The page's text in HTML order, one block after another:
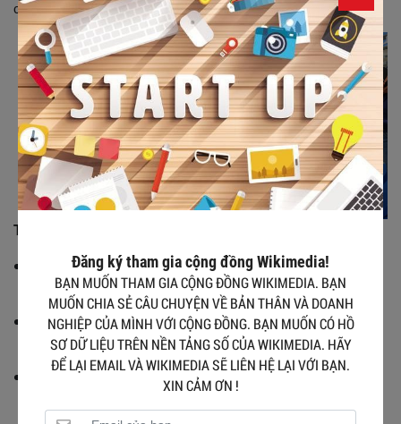
công nghiệp, vui lòng liên hệ đội ngũ kỹ thuật của Ecozen.
Tại sao nên chọn Ecozen?
Sản phẩm nhập khẩu Châu Âu, đạt tiêu chuẩn quốc tế,
độ bền cao.
Giải pháp giúp doanh nghiệp tiết kiệm năng lượng, đạt
mục tiêu Net Zero.
Tư vấn chuyên sâu, thiết kế giải pháp tùy chỉnh theo
Đăng ký tham gia cộng đồng Wikimedia!
BẠN MUỐN THAM GIA CỘNG ĐỒNG WIKIMEDIA. BẠN
MUỐN CHIA SẺ CÂU CHUYỆN VỀ BẢN THÂN VÀ DOANH
NGHIỆP CỦA MÌNH VỚI CỘNG ĐỒNG. BẠN MUỐN CÓ HỒ
SƠ DỮ LIỆU TRÊN NỀN TẢNG SỐ CỦA WIKIMEDIA. HÃY
ĐỂ LẠI EMAIL VÀ WIKIMEDIA SẼ LIÊN HỆ LẠI VỚI BẠN.
XIN CẢM ƠN !